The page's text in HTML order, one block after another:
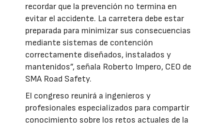
recordar que la prevención no termina en
evitar el accidente. La carretera debe estar
preparada para minimizar sus consecuencias
mediante sistemas de contención
correctamente diseñados, instalados y
mantenidos”, señala Roberto Impero, CEO de
SMA Road Safety.
El congreso reunirá a ingenieros y
profesionales especializados para compartir
conocimiento sobre los retos actuales de la